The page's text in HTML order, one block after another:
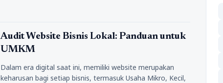
Tips
Audit Website Bisnis Lokal: Panduan untuk
UMKM
Dalam era digital saat ini, memiliki website merupakan
keharusan bagi setiap bisnis, termasuk Usaha Mikro, Kecil,